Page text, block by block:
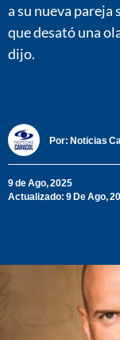
a su nueva
que desató una
dijo.
Por: Noticias
9 de Ago, 2025
Actualizado: 9 De Ago,